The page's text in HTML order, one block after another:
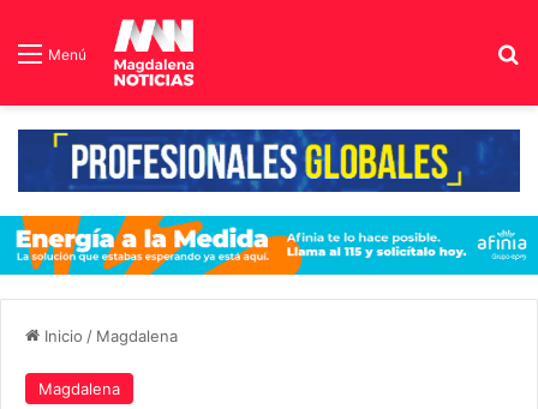
Menú
Inicio / Magdalena
Magdalena